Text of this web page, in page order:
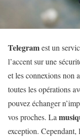
Telegramest un
l’accent sur une
et les connexions non
toutes les opérations
pouvez échanger
vos proches. La
exception.